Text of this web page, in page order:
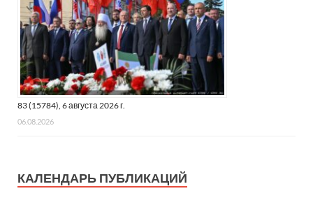
83 (15784), 6 августа 2026 г.
06.08.2026
КАЛЕНДАРЬ ПУБЛИКАЦИЙ